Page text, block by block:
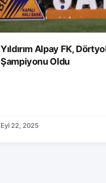
Yıldırım Alpay FK,
Şampiyonu Oldu
Eyl 22, 2025